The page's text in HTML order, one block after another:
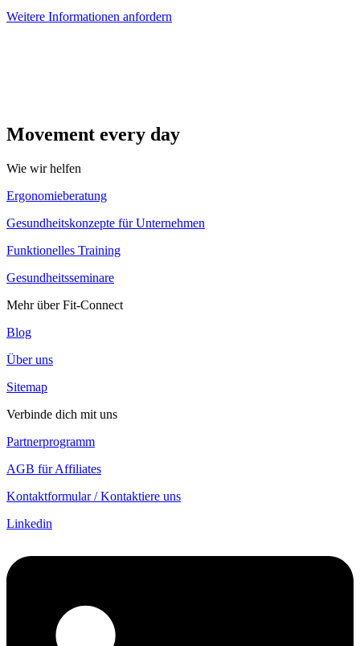
Weitere Informationen anfordern
Movement every day
Wie wir helfen
Ergonomieberatung
Gesundheitskonzepte für Unternehmen
Funktionelles Training
Gesundheitsseminare
Mehr über Fit-Connect
Blog
Über uns
Sitemap
Verbinde dich mit uns
Partnerprogramm
AGB für Affiliates
Kontaktformular / Kontaktiere uns
Linkedin